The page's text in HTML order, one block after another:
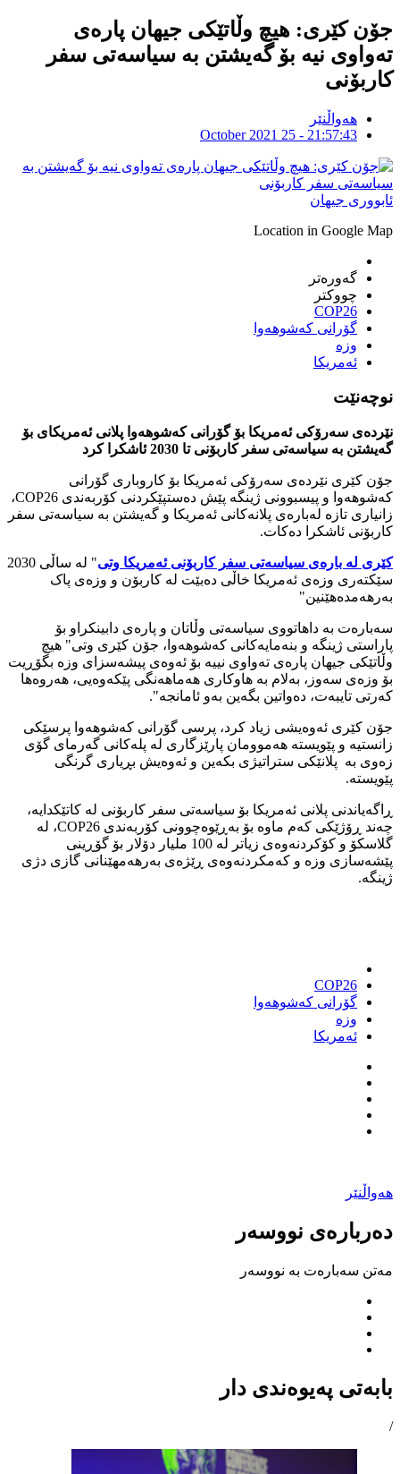
جۆن کێری: هیچ وڵاتێکی جیهان پارەی
تەواوی نیە بۆ گەیشتن بە سیاسەتی سفر
کاربۆنی
هەواڵنێر
October 2021 25 - 21:57:43
ئابووری جیهان
Location in Google Map
گەورەتر
چووکتر
COP26
گۆرانی کەشوهەوا
وزە
ئەمریکا
نوچەنێت
نێردەی سەرۆکی ئەمریکا بۆ گۆرانی کەشوهەوا پلانی ئەمریکای بۆ
گەیشتن بە سیاسەتی سفر کاربۆنی تا 2030 ئاشکرا کرد
جۆن کێری نێردەی سەرۆکی ئەمریکا بۆ کاروباری گۆرانی
کەشوهەوا و پیسبوونی ژینگە پێش دەستپێکردنی کۆربەندی COP26،
زانیاری تازە لەبارەی پلانەکانی ئەمریکا و گەیشتن بە سیاسەتی سفر
کاربۆنی ئاشکرا دەکات.
کێری لە بارەی سیاسەتی سفر کاربۆنی ئەمریکا وتی
" لە ساڵی 2030
سێکتەری وزەی ئەمریکا خاڵی دەبێت لە کاربۆن و وزەی پاک
بەرهەمدەهێنین"
سەبارەت بە داهاتووی سیاسەتی وڵاتان و پارەی دابینکراو بۆ
پاراستی ژینگە و بنەمایەکانی کەشوهەوا، جۆن کێری وتی" هیچ
وڵاتێکی جیهان پارەی تەواوی نییە بۆ ئەوەی پیشەسزای وزە بگۆڕیت
بۆ وزەی سەوز، بەلام بە هاوکاری هەماهەنگی پێکەوەیی، هەروەها
کەرتی تایبەت، دەواتین بگەین بەو ئامانجە".
جۆن کێری ئەوەیشی زیاد کرد، پرسی گۆرانی کەشوهەوا پرسێکی
زانستیە و پێویستە هەموومان پارێزگاری لە پلەکانی گەرمای گۆی
زەوی بە پلانێکی ستراتیژی بکەین و ئەوەیش بڕیاری گرنگی
پێویستە.
ڕاگەیاندنی پلانی ئەمریکا بۆ سیاسەتی سفر کاربۆنی لە کاتێکدایە،
چەند ڕۆژێکی کەم ماوە بۆ بەڕێوەچوونی کۆربەندی COP26، لە
گلاسکۆ و کۆکردنەوەی زیاتر لە 100 ملیار دۆلار بۆ گۆڕینی
پێشەسازی وزە و کەمکردنەوەی ڕێژەی بەرهەمهێنانی گازی دژی
ژینگە.
COP26
گۆرانی کەشوهەوا
وزە
ئەمریکا
هەواڵنێر
دەربارەی نووسەر
مەتن سەبارەت بە نووسەر
بابەتی پەیوەندی دار
/